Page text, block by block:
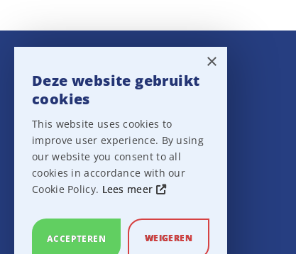
Navigatie
About us
Het team
Support
Sitemap
Cookie Settings
×
Deze website gebruikt
cookies
This website uses cookies to
improve user experience. By using
our website you consent to all
cookies in accordance with our
Cookie Policy. Lees meer
ACCEPTEREN WEIGEREN